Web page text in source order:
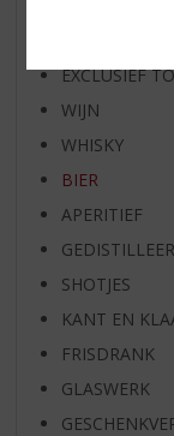
EXCLUSIEF
WIJN
WHISKY
BIER
APERITIEF
SHOTJES
KANT EN
FRISDRANK
GLASWERK